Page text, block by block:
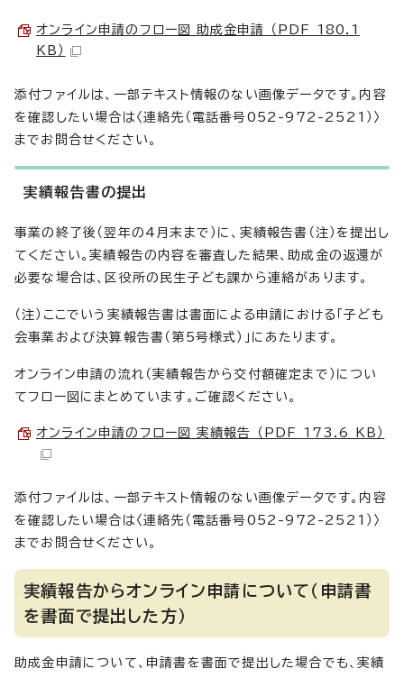
オンライン申請のフロー図_助成金申請 （PDF 180.1
KB）
添付ファイルは、一部テキスト情報のない画像データです。内容
を確認したい場合は〈連絡先（電話番号052-972-2521）〉
までお問合せください。
実績報告書の提出
事業の終了後（翌年の4月末まで）に、実績報告書（注）を提出し
てください。実績報告の内容を審査した結果、助成金の返還が
必要な場合は、区役所の民生子ども課から連絡があります。
（注）ここでいう実績報告書は書面による申請における「子ども
会事業および決算報告書（第5号様式）」にあたります。
オンライン申請の流れ（実績報告から交付額確定まで）につい
てフロー図にまとめています。ご確認ください。
オンライン申請のフロー図_実績報告 （PDF 173.6 KB）
添付ファイルは、一部テキスト情報のない画像データです。内容
を確認したい場合は〈連絡先（電話番号052-972-2521）〉
までお問合せください。
実績報告からオンライン申請について（申請書
を書面で提出した方）
助成金申請について、申請書を書面で提出した場合でも、実績